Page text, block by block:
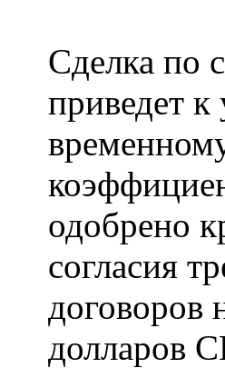
Сделка по
приведет к
одобрено
согласия
долларов